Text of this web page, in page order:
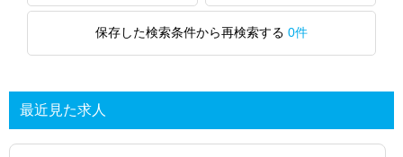
保存した検索条件から再検索する 0件
最近見た求人